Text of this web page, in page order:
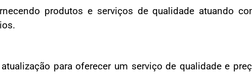
produtos e serviços de qualidade atuando
para oferecer um serviço de qualidade e